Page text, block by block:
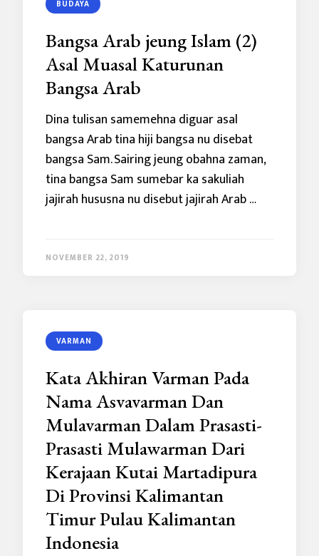
BUDAYA
Bangsa Arab jeung Islam (2)
Asal Muasal Katurunan
Bangsa Arab
Dina tulisan samemehna diguar asal
bangsa Arab tina hiji bangsa nu disebat
bangsa Sam. Sairing jeung obahna zaman,
tina bangsa Sam sumebar ka sakuliah
jajirah hususna nu disebut jajirah Arab …
NOVEMBER 22, 2019
VARMAN
Kata Akhiran Varman Pada
Nama Asvavarman Dan
Mulavarman Dalam Prasasti-
Prasasti Mulawarman Dari
Kerajaan Kutai Martadipura
Di Provinsi Kalimantan
Timur Pulau Kalimantan
Indonesia